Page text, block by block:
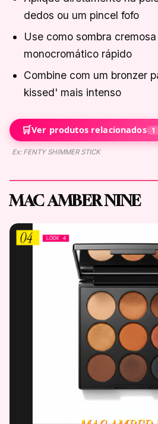
dedos ou um pincel fofo
Use como sombra
monocromático rápido
Combine com um bronzer
kissed' mais intenso
🛒Ver produtos relacionados 1
Ex: FENTY SHIMMER STICK
MAC AMBER NINE